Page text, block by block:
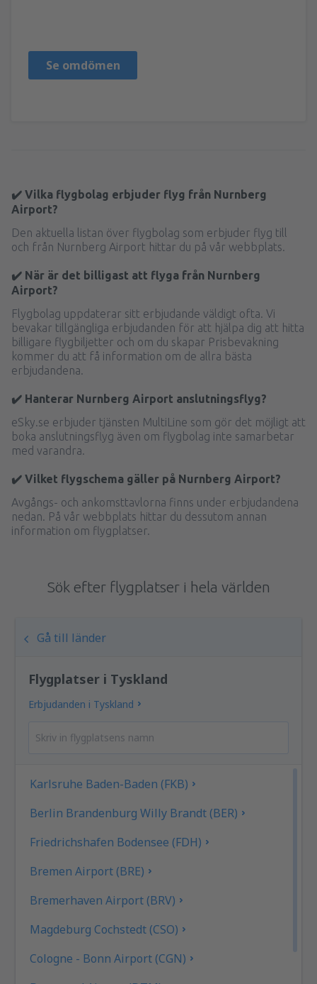
Se omdömen
✔️ Vilka flygbolag erbjuder flyg från Nurnberg
Airport?
Den aktuella listan över flygbolag som erbjuder flyg till
och från Nurnberg Airport hittar du på vår webbplats.
✔️ När är det billigast att flyga från Nurnberg
Airport?
Flygbolag uppdaterar sitt erbjudande väldigt ofta. Vi
bevakar tillgängliga erbjudanden för att hjälpa dig att hitta
billigare flygbiljetter och om du skapar Prisbevakning
kommer du att få information om de allra bästa
erbjudandena.
✔️ Hanterar Nurnberg Airport anslutningsflyg?
eSky.se erbjuder tjänsten MultiLine som gör det möjligt att
boka anslutningsflyg även om flygbolag inte samarbetar
med varandra.
✔️ Vilket flygschema gäller på Nurnberg Airport?
Avgångs- och ankomsttavlorna finns under erbjudandena
nedan. På vår webbplats hittar du dessutom annan
information om flygplatser.
Sök efter flygplatser i hela världen
Gå till länder
Flygplatser i Tyskland
Erbjudanden i Tyskland
Karlsruhe Baden-Baden (FKB)
Berlin Brandenburg Willy Brandt (BER)
Friedrichshafen Bodensee (FDH)
Bremen Airport (BRE)
Bremerhaven Airport (BRV)
Magdeburg Cochstedt (CSO)
Cologne - Bonn Airport (CGN)